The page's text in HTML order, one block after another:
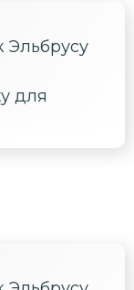
и
Эльбрусу
для